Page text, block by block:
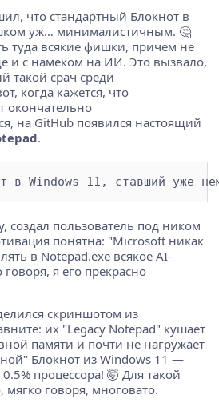
что стандартный Блокнот в
уж… минималистичным. 🤔
туда всякие фишки, причем не
и с намеком на ИИ. Это вызвало,
такой срач среди
когда кажется, что
окончательно
на GitHub появился настоящий
.
создал пользователь под ником
понятна: "Microsoft никак
в Notepad.exe всякое AI-
я его прекрасно
скриншотом из
их "Legacy Notepad" кушает
памяти и почти не нагружает
Блокнот из Windows 11 —
процессора! 🤯 Для такой
мягко говоря, многовато.